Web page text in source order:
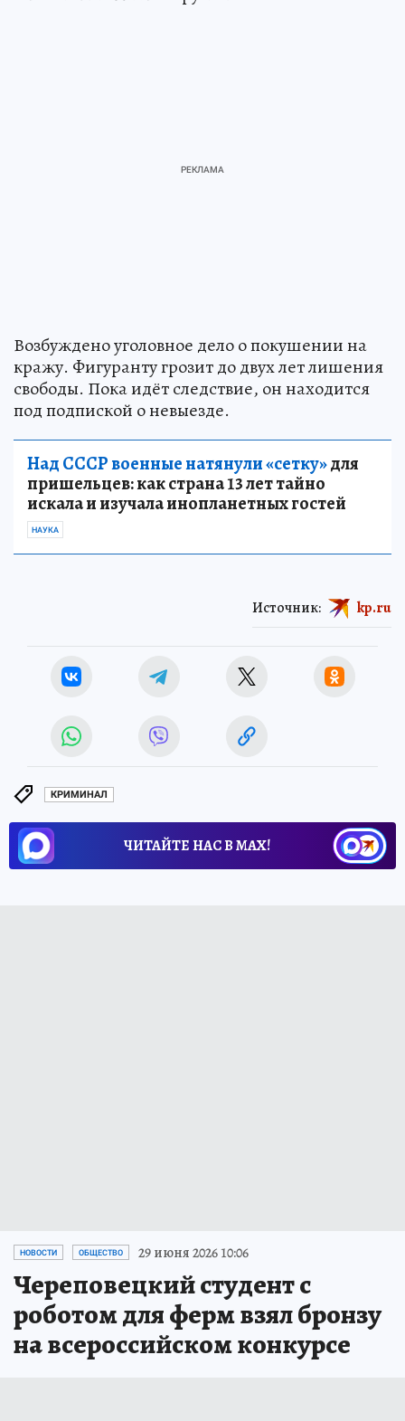
Возбуждено уголовное дело о покушении на
кражу. Фигуранту грозит до двух лет лишения
свободы. Пока идёт следствие, он находится
под подпиской о невыезде.
Над СССР военные натянули «сетку»для
пришельцев: как страна 13 лет тайно
искала и изучала инопланетных гостей
НАУКА
Источник: kp.ru
КРИМИНАЛ
ЧИТАЙТЕ НАС В МАХ!
НОВОСТИ ОБЩЕСТВО 29 июня 2026 10:06
Череповецкий студент с
роботом для ферм взял бронзу
на всероссийском конкурсе